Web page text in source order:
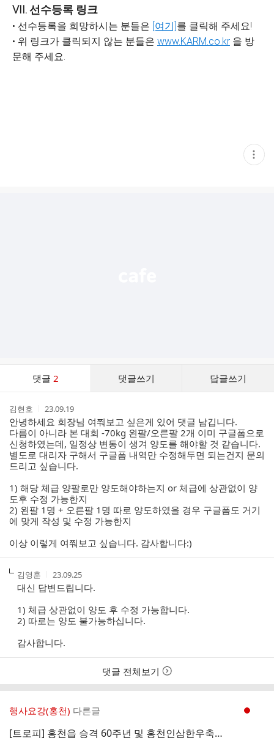
VII. 선수등록 링크
• 선수등록을 희망하시는 분들은 [여기]를 클릭해 주세요!
• 위 링크가 클릭되지 않는 분들은 www.KARM.co.kr 을 방
문해 주세요.
현
재
댓글 2 댓글쓰기 답글쓰기
작
성
자
김현호
작
성
시
간
23.09.19
안녕하세요 회장님 여쭤보고 싶은게 있어 댓글 남깁니다.
다름이 아니라 본 대회 -70kg 왼팔/오른팔 2개 이미 구글폼으로
신청하였는데, 일정상 변동이 생겨 양도를 해야할 것 같습니다.
별도로 대리자 구해서 구글폼 내역만 수정해두면 되는건지 문의
드리고 싶습니다.
1) 해당 체급 양팔로만 양도해야하는지 or 체급에 상관없이 양
도후 수정 가능한지
2) 왼팔 1명 + 오른팔 1명 따로 양도하였을 경우 구글폼도 거기
에 맞게 작성 및 수정 가능한지
이상 이렇게 여쭤보고 싶습니다. 감사합니다:)
작
성
자
김영훈
작
성
시
간
23.09.25
대신 답변드립니다.
1) 체급 상관없이 양도 후 수정 가능합니다.
2) 따로는 양도 불가능하십니다.
감사합니다.
댓글 전체보기
행사요강(홍천) 다른글
[트로피] 홍천읍 승격 60주년 및 홍천인삼한우축제 기념 전국 팔씨름 대회